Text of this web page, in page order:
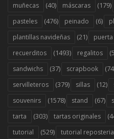
muñecas (40) máscaras (179)
pasteles (476) peinado (6)
plantillas navideñas (21) puerta
recuerditos (1493) regalitos
sandwichs (37) scrapbook
servilleteros (379) sillas (12)
souvenirs (1578) stand (67)
tarta (303) tartas originales
tutorial (529) tutorial